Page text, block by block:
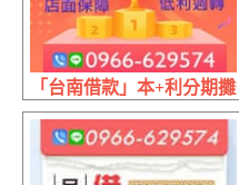
「台南借款」本+利分期